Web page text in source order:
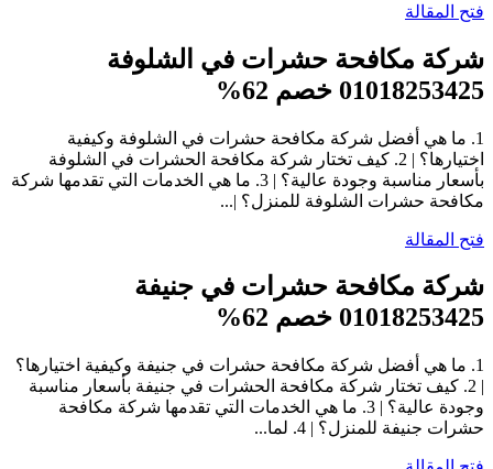
فتح المقالة
شركة مكافحة حشرات في الشلوفة
01018253425 خصم 62%
1. ما هي أفضل شركة مكافحة حشرات في الشلوفة وكيفية
اختيارها؟ | 2. كيف تختار شركة مكافحة الحشرات في الشلوفة
بأسعار مناسبة وجودة عالية؟ | 3. ما هي الخدمات التي تقدمها شركة
مكافحة حشرات الشلوفة للمنزل؟ |...
فتح المقالة
شركة مكافحة حشرات في جنيفة
01018253425 خصم 62%
1. ما هي أفضل شركة مكافحة حشرات في جنيفة وكيفية اختيارها؟
| 2. كيف تختار شركة مكافحة الحشرات في جنيفة بأسعار مناسبة
وجودة عالية؟ | 3. ما هي الخدمات التي تقدمها شركة مكافحة
حشرات جنيفة للمنزل؟ | 4. لما...